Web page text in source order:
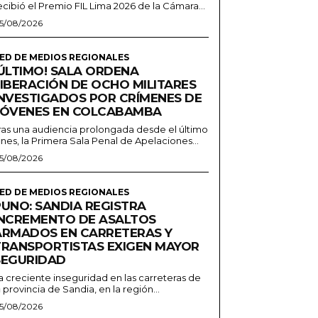
el Premio FIL Lima 2026 de la Cámara...
08/2026
DE MEDIOS REGIONALES
SALA ORDENA
DE OCHO MILITARES
POR CRÍMENES DE
EN COLCABAMBA
una audiencia prolongada desde el último
la Primera Sala Penal de Apelaciones...
08/2026
DE MEDIOS REGIONALES
SANDIA REGISTRA
DE ASALTOS
EN CARRETERAS Y
EXIGEN MAYOR
creciente inseguridad en las carreteras de
provincia de Sandia, en la región...
08/2026